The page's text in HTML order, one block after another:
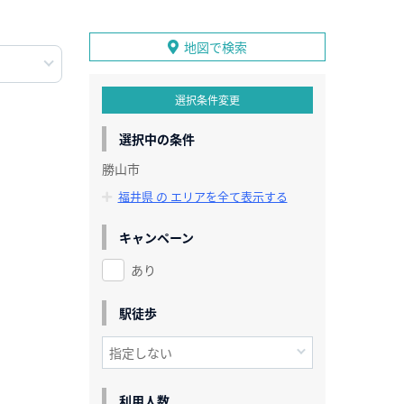
地図で検索
選択条件変更
選択中の条件
勝山市
福井県 の エリアを全て表示する
キャンペーン
あり
駅徒歩
利用人数